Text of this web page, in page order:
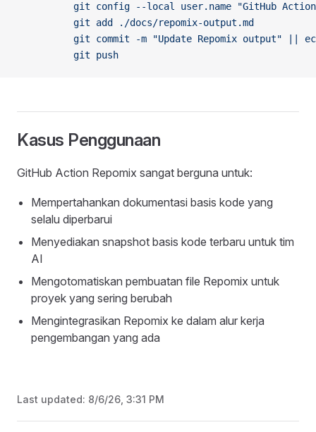
git config --local user.name "GitHub
          git add ./docs/repomix-output.md
git commit -m "Update Repomix output" ||
          git push
Kasus Penggunaan
GitHub Action Repomix sangat berguna untuk:
Mempertahankan dokumentasi basis kode yang
selalu diperbarui
Menyediakan snapshot basis kode terbaru untuk tim
AI
Mengotomatiskan pembuatan file Repomix untuk
proyek yang sering berubah
Mengintegrasikan Repomix ke dalam alur kerja
pengembangan yang ada
Last updated: 8/6/26, 3:31 PM